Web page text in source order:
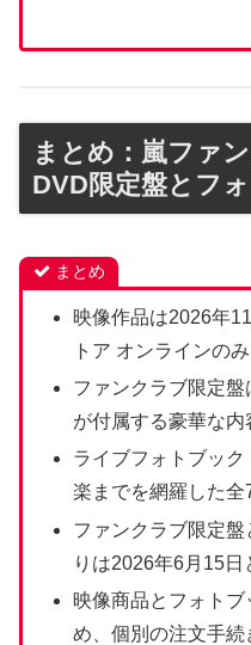
まとめ：嵐ファ
DVD限定盤とフ
まとめ
映像作品は2026年
トア オンラインの
ファンクラブ限定盤
が付属する豪華な内
ライブフォトブッ
楽までを網羅した全
ファンクラブ限定
りは2026年6月15日
映像商品とフォト
め、個別の注文手続